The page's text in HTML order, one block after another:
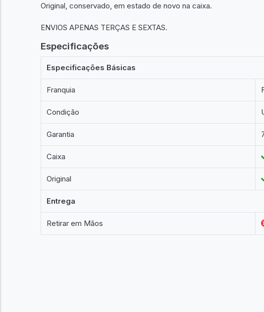
Original, conservado, em estado de novo na caixa.
ENVIOS APENAS TERÇAS E SEXTAS.
Especificações
Especificações Básicas
Franquia
Condição
Garantia
Caixa
Original
Entrega
Retirar em Mãos